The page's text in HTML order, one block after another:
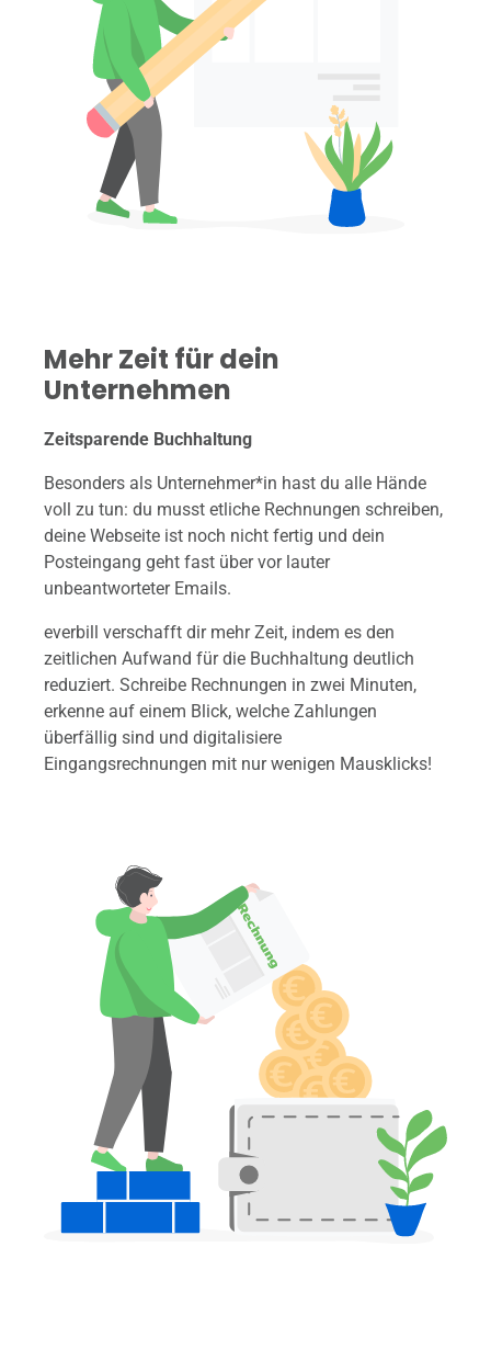
Mehr Zeit für dein
Unternehmen
Zeitsparende Buchhaltung
Besonders als Unternehmer*in hast du alle Hände
voll zu tun: du musst etliche Rechnungen schreiben,
deine Webseite ist noch nicht fertig und dein
Posteingang geht fast über vor lauter
unbeantworteter Emails.
everbill verschafft dir mehr Zeit, indem es den
zeitlichen Aufwand für die Buchhaltung deutlich
reduziert. Schreibe Rechnungen in zwei Minuten,
erkenne auf einem Blick, welche Zahlungen
überfällig sind und digitalisiere
Eingangsrechnungen mit nur wenigen Mausklicks!